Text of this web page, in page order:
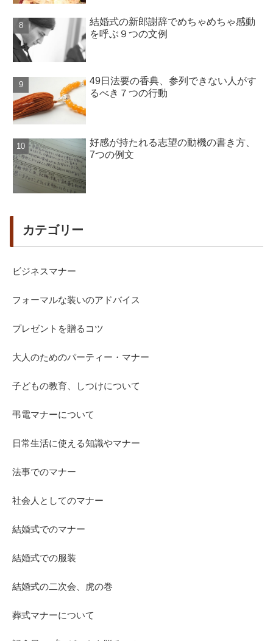
結婚式の新郎謝辞でめちゃめちゃ感動
を呼ぶ９つの文例
49日法要の香典、参列できない人がす
るべき７つの行動
好感が持たれる志望の動機の書き方、
7つの例文
カテゴリー
ビジネスマナー
フォーマルな装いのアドバイス
プレゼントを贈るコツ
大人のためのパーティー・マナー
子どもの教育、しつけについて
弔電マナーについて
日常生活に使える知識やマナー
法事でのマナー
社会人としてのマナー
結婚式でのマナー
結婚式での服装
結婚式の二次会、虎の巻
葬式マナーについて